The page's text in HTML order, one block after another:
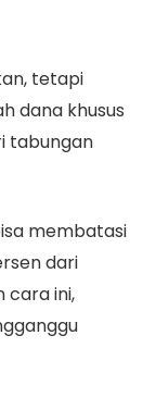
tetapi
dana khusus
tabungan
membatasi
dari
cara ini,